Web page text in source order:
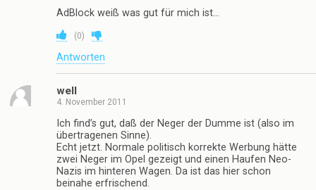
AdBlock weiß was gut für mich ist…
(0)
Antworten
well
4. November 2011
Ich find’s gut, daß der Neger der Dumme ist (also im
übertragenen Sinne).
Echt jetzt. Normale politisch korrekte Werbung hätte
zwei Neger im Opel gezeigt und einen Haufen Neo-
Nazis im hinteren Wagen. Da ist das hier schon
beinahe erfrischend.